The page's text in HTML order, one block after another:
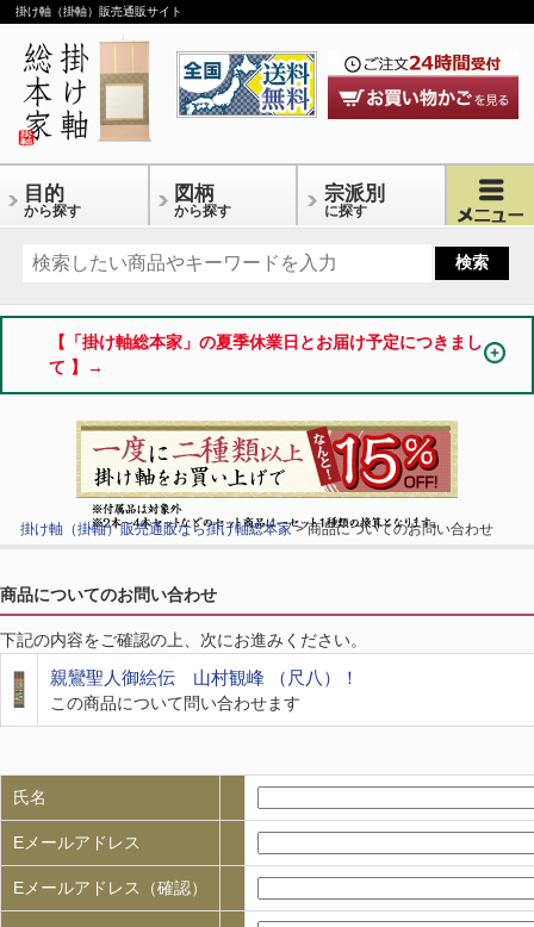
掛け軸（掛軸）販売通販サイト
目的
から探す
図柄
から探す
宗派別
に探す
【「掛け軸総本家」の夏季休業日とお届け予定につきまし
て 】→
掛け軸（掛軸）販売通販なら掛け軸総本家> 商品についてのお問い合わせ
商品についてのお問い合わせ
下記の内容をご確認の上、次にお進みください。
親鸞聖人御絵伝 山村観峰 （尺八）！
この商品について問い合わせます
氏名
Eメールアドレス
Eメールアドレス（確認）